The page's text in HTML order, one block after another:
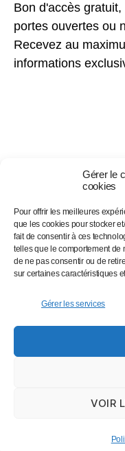
Gérer le
cookies
Pour offrir les meilleures
que les cookies pour stocker
fait de consentir à ces
telles que le comportement de
de ne pas consentir ou de
sur certaines caractéristiques
Gérer les services
VOIR
Bon d'accès
portes ouvertes ou
Recevez au
informations
Suivez-
Facebook
Instagram
Twitter